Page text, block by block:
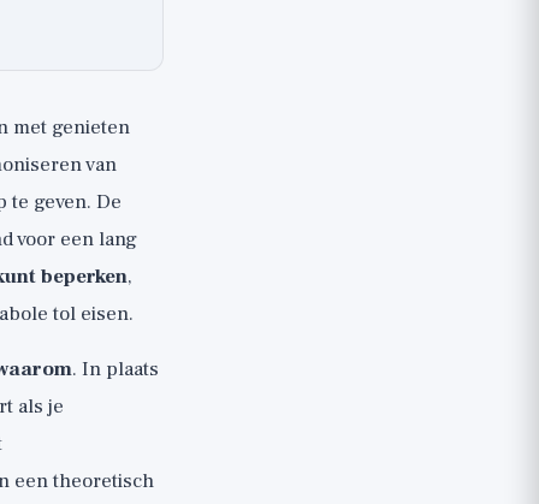
met genieten
van
te geven. De
voor een lang
beperken,
tol eisen.
. In plaats
als je
een theoretisch